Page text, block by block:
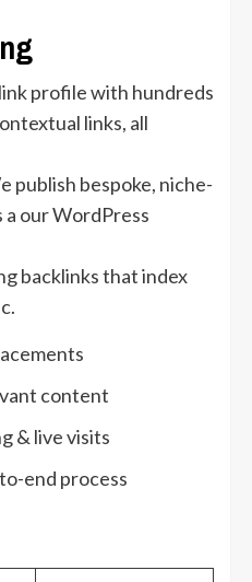
profile with hundreds
links, all
publish bespoke, niche-
our WordPress
backlinks that index
content
& live visits
end process